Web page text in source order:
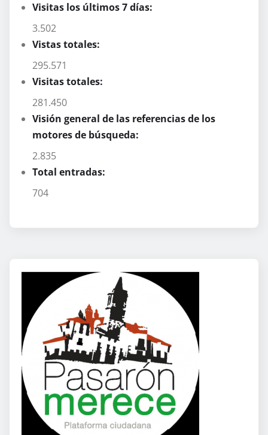
Visitas los últimos 7 días:
3.502
Vistas totales:
295.571
Visitas totales:
281.450
Visión general de las referencias de los
motores de búsqueda:
2.835
Total entradas:
704